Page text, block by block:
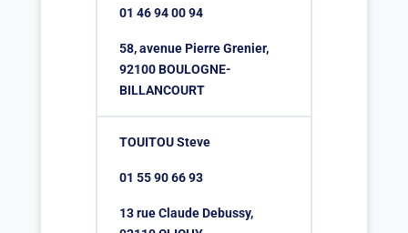
01 46 94 00 94
58, avenue Pierre Grenier,
92100 BOULOGNE-
BILLANCOURT
TOUITOU Steve
01 55 90 66 93
13 rue Claude Debussy,